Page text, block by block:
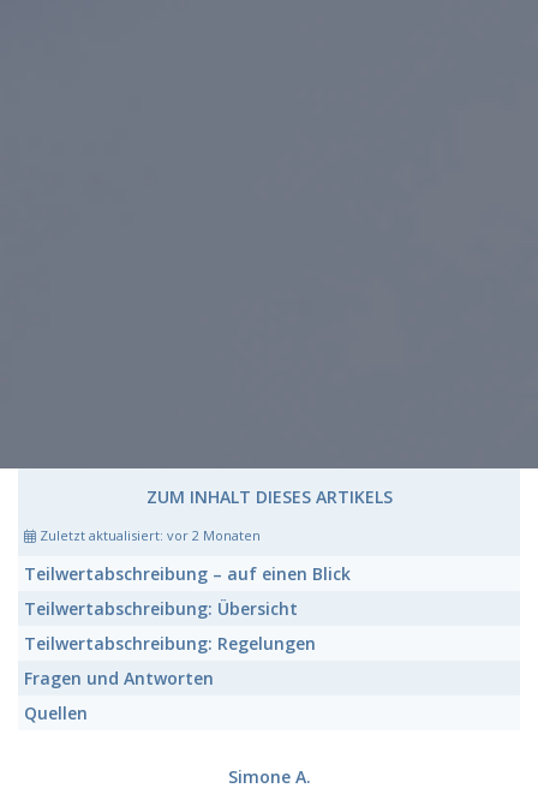
ZUM INHALT DIESES ARTIKELS
Zuletzt aktualisiert: vor 2 Monaten
Teilwertabschreibung – auf einen Blick
Teilwertabschreibung: Übersicht
Teilwertabschreibung: Regelungen
Fragen und Antworten
Quellen
Simone A.